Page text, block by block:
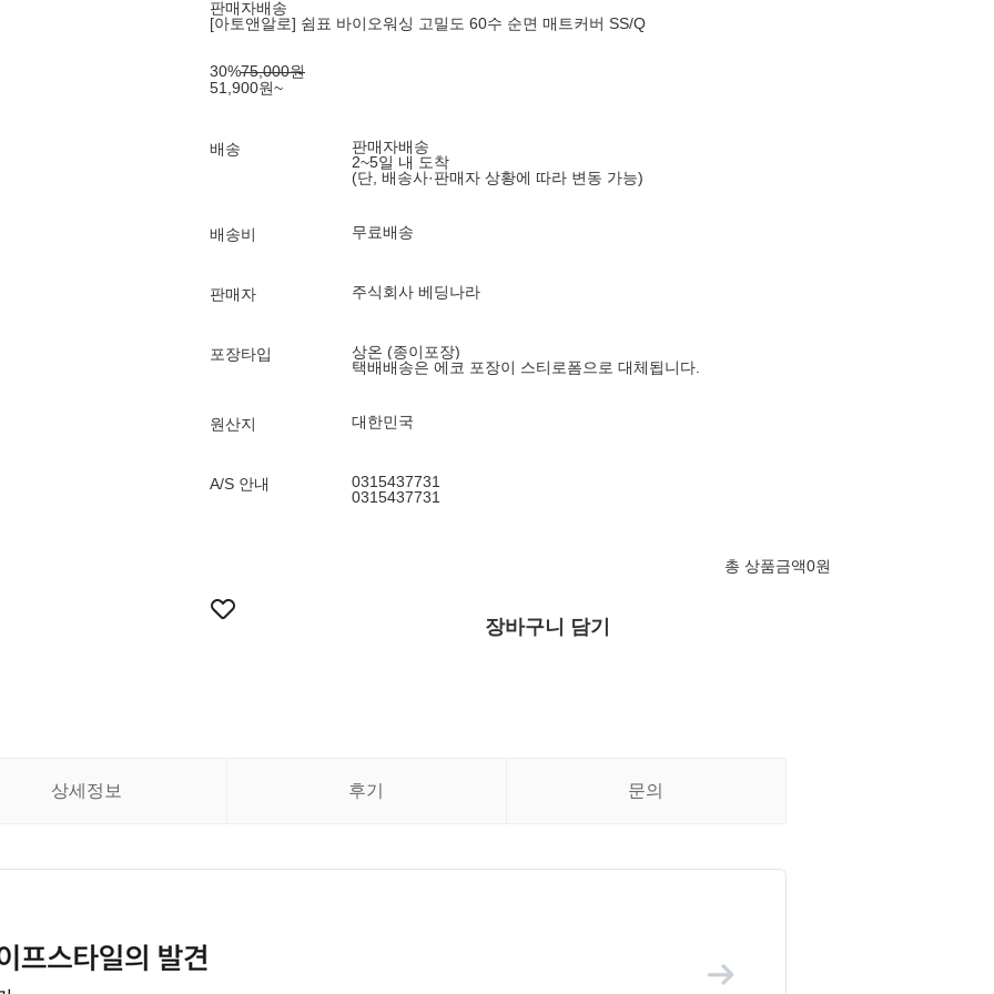
판매자배송
[아토앤알로] 쉼표 바이오워싱 고밀도 60수 순면 매트커버 SS/Q
30%75,000원
51,900원~
배송
판매자배송
2~5일 내 도착
(단, 배송사·판매자 상황에 따라 변동 가능)
배송비 무료배송
판매자 주식회사 베딩나라
포장타입
상온 (종이포장)
택배배송은 에코 포장이 스티로폼으로 대체됩니다.
원산지 대한민국
A/S 안내
0315437731
0315437731
총 상품금액0원
장바구니 담기
상세정보 후기 문의